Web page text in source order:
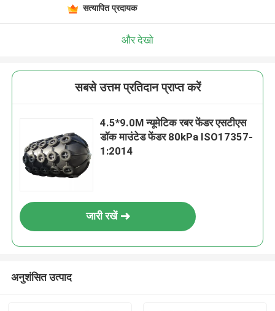
सत्यापित प्रदायक
और देखो
सबसे उत्तम प्रतिदान प्राप्त करें
4.5*9.0M न्यूमेटिक रबर फेंडर एसटीएस
डॉक माउंटेड फेंडर 80kPa ISO17357-
1:2014
जारी रखें
अनुशंसित उत्पाद